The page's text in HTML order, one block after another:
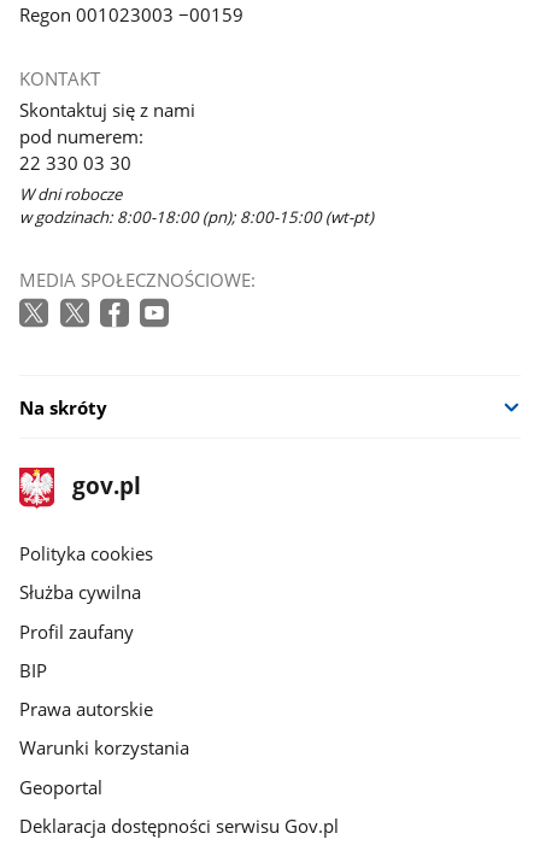
Regon 001023003 −00159
KONTAKT
Skontaktuj się z nami
pod numerem:
22 330 03 30
W dni robocze
w godzinach: 8:00-18:00 (pn); 8:00-15:00 (wt-pt)
MEDIA SPOŁECZNOŚCIOWE:
Na skróty
stopka
gov.pl
Strona
gov.pl
gov.pl
Polityka cookies
Służba cywilna
Profil zaufany
BIP
Prawa autorskie
Warunki korzystania
Geoportal
Deklaracja dostępności serwisu Gov.pl